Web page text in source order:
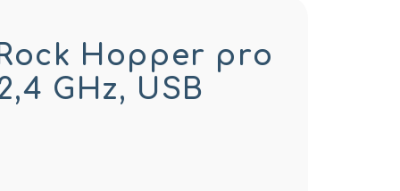
Hopper pro
GHz, USB